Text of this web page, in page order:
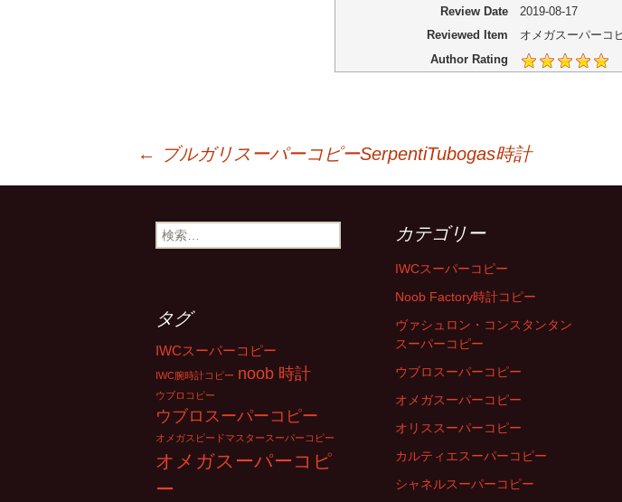
Review Date
2019-08-17
Reviewed Item
オメガスーパーコ
Author Rating
投
← ブルガリスーパーコピーSerpentiTubogas時計
検
索
カテゴリー
IWCスーパーコピー
Noob Factory時計コピー
ヴァシュロン・コンスタンタン
スーパーコピー
ウブロスーパーコピー
オメガスーパーコピー
オリススーパーコピー
カルティエスーパーコピー
シャネルスーパーコピー
タグ
IWCスーパーコピー
IWC腕時計コピー noob 時計
ウブロコピー
ウブロスーパーコピー
オメガスピードマスタースーパーコピー
オメガスーパーコピ
ー